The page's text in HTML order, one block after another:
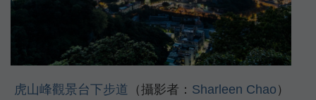
虎山峰觀景台下步道 （攝影者： Sharleen Chao ）